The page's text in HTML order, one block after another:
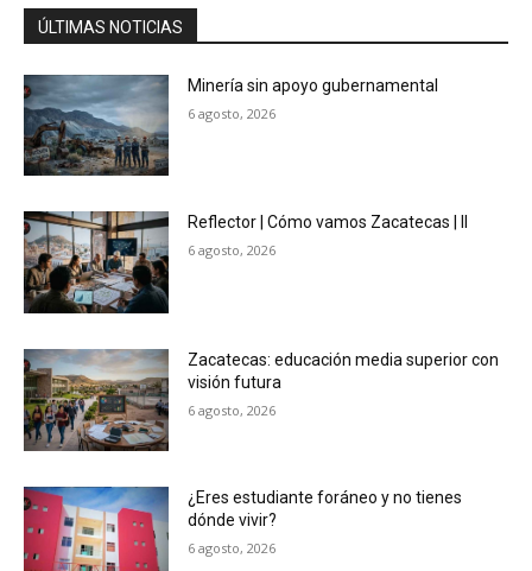
ÚLTIMAS NOTICIAS
Minería sin apoyo gubernamental
6 agosto, 2026
Reflector | Cómo vamos Zacatecas | II
6 agosto, 2026
Zacatecas: educación media superior con
visión futura
6 agosto, 2026
¿Eres estudiante foráneo y no tienes
dónde vivir?
6 agosto, 2026